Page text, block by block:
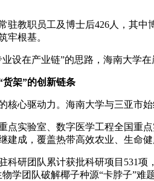
驻教职员工及博士后426人，其
牢根基。
设在产业链”的思路，海南大学
货架”的创新链条
核心驱动力。海南大学与三亚市
点实验室、数字医学工程全国重
建成，覆盖热带高效农业、生命
科研团队累计获批科研项目531
学团队破解椰子种源“卡脖子”难